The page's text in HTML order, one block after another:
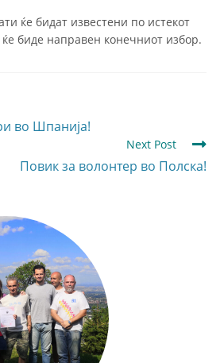
ќе бидат известени по истекот
ќе биде направен конечниот избор.
во Шпанија!
Next Post
Повик за волонтер во Полска!